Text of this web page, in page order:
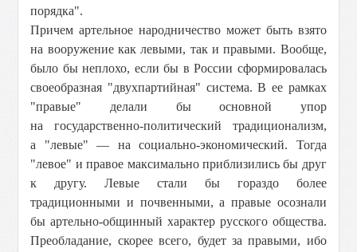
порядка".
Причем артельное народничество может быть взято
на вооружение как левыми, так и правыми. Вообще,
было бы неплохо, если бы в России сформировалась
своеобразная "двухпартийная" система. В ее рамках
"правые" делали бы основной упор
на государственно-политический традиционализм,
а "левые" — на социально-экономический. Тогда
"левое" и правое максимально приблизились бы друг
к другу. Левые стали бы гораздо более
традиционными и почвенными, а правые осознали
бы артельно-общинный характер русского общества.
Преобладание, скорее всего, будет за правыми, ибо